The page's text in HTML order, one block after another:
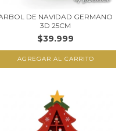
DE NAVIDAD GERMANO
3D 25CM
$39.999